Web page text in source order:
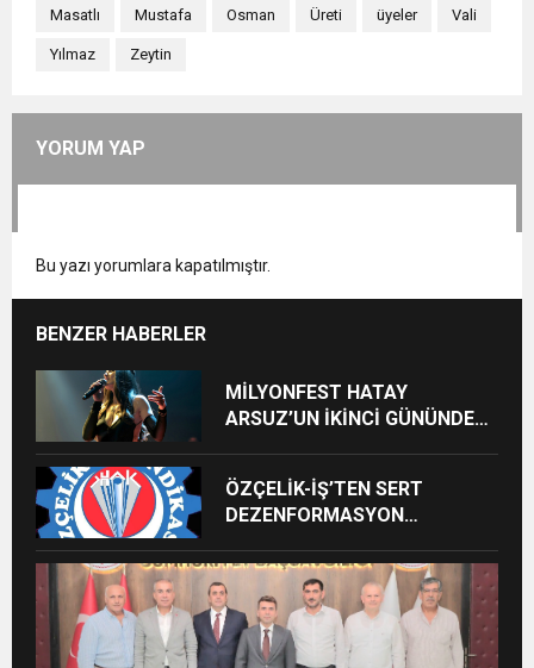
Masatlı Mustafa Osman Üreti üyeler Vali
Yılmaz Zeytin
YORUM YAP
Bu yazı yorumlara kapatılmıştır.
BENZER HABERLER
MİLYONFEST HATAY
ARSUZ’UN İKİNCİ GÜNÜNDE
ÖZÇELİK-İŞ’TEN SERT
DEZENFORMASYON
CEZAİ SÜREÇ BAŞLATILDI”